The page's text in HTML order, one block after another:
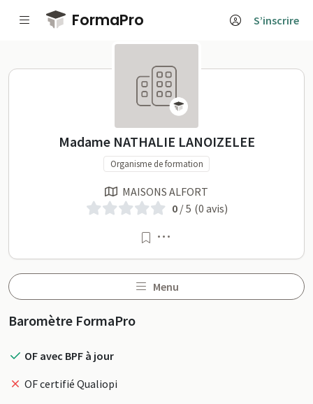
Passer au contenu principal
FormaPro S’inscrire
Madame NATHALIE
Madame NATHALIE LANOIZELEE
Organisme de formation
MAISONS ALFORT
0/ 5 (0 avis)
Menu
Profil
Baromètre FormaPro
OF avec BPF à jour
OF certifié Qualiopi